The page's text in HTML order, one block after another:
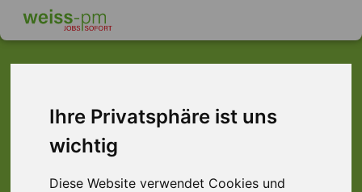
Ihre Privatsphäre ist uns
wichtig
Diese Website verwendet Cookies und
Dieser Job ist leider
nicht mehr verfügbar ...
... aber vielleicht ist hier etwas dabei: